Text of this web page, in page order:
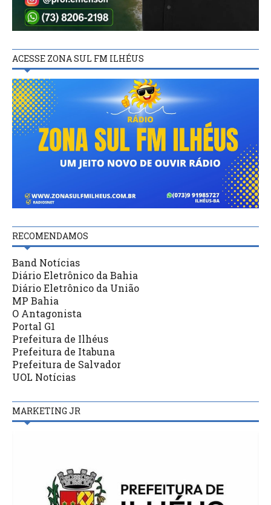
ACESSE ZONA SUL FM ILHÉUS
RECOMENDAMOS
Band Notícias
Diário Eletrônico da Bahia
Diário Eletrônico da União
MP Bahia
O Antagonista
Portal G1
Prefeitura de Ilhéus
Prefeitura de Itabuna
Prefeitura de Salvador
UOL Notícias
MARKETING JR